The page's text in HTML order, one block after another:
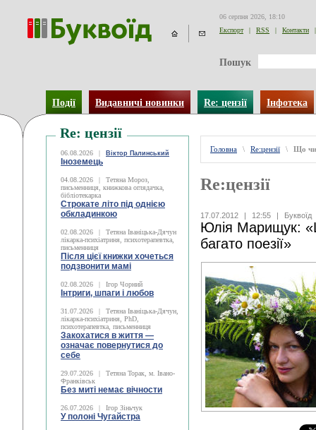
06 серпня 2026, 18:10
Експорт
| RSS | Контакти |
Пошук
Події Видавничі новинки Re: цензії Інфотека
Re: цензії
06.08.2026 | Віктор Палинський
Іноземець
04.08.2026 |
Тетяна Мороз,
письменниця, книжкова оглядачка,
бібліотекарка
Строкате літо під однією
обкладинкою
02.08.2026 |
Тетяна Іваніцька-Дячун
лікарка-психіатриня, психотерапевтка,
письменниця
Після цієї книжки хочеться
подзвонити мамі
02.08.2026 | Ігор Чорний
Інтриги, шпаги і любов
31.07.2026 |
Тетяна Іваніцька-Дячун,
лікарка-психіатриня, PhD,
психотерапевтка, письменниця
Закохатися в життя —
означає повернутися до
себе
29.07.2026 |
Тетяна Торак, м. Івано-
Франківськ
Без миті немає вічности
26.07.2026 | Ігор Зіньчук
У полоні Чугайстра
Головна \ Re:цензії \ Що
Re:цензії
17.07.2012 | 12:55 | Буквоїд
Юлія Марищук:
багато поезії»